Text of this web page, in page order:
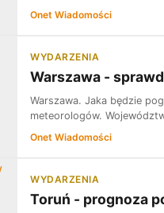
Onet Wiadomości
WYDARZENIA
Warszawa -
Warszawa. Jaka będzie
meteorologów.
Onet Wiadomości
WYDARZENIA
Toruń - prognoza